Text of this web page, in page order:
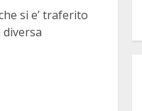
si e’ traferito
diversa